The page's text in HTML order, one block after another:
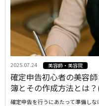
2025.07.24 美容師・美容院
確定申告初心者の美容
簿とその作成方法とは
確定申告を行うにあたって準備し